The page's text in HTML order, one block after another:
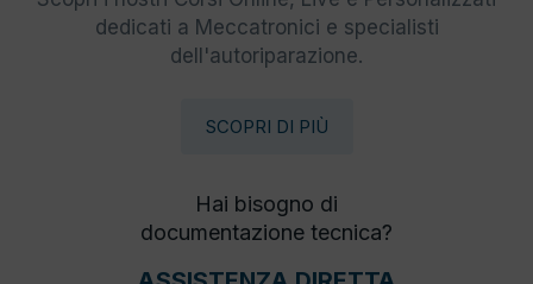
dedicati a Meccatronici e specialisti
dell'autoriparazione.
SCOPRI DI PIÙ
Hai bisogno di
documentazione tecnica?